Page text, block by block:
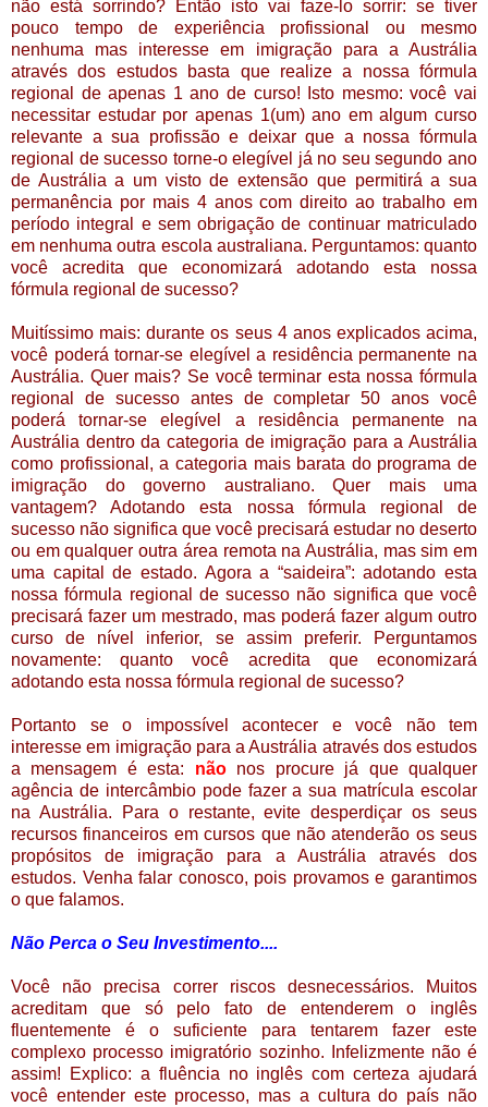
não está sorrindo? Então isto vai faze-lo sorrir: se tiver
pouco tempo de experiência profissional ou mesmo
nenhuma mas interesse em imigração para a Austrália
através dos estudos basta que realize a nossa fórmula
regional de apenas 1 ano de curso! Isto mesmo: você vai
necessitar estudar por apenas 1(um) ano em algum curso
relevante a sua profissão e deixar que a nossa fórmula
regional de sucesso torne-o elegível já no seu segundo ano
de Austrália a um visto de extensão que permitirá a sua
permanência por mais 4 anos com direito ao trabalho em
período integral e sem obrigação de continuar matriculado
em nenhuma outra escola australiana. Perguntamos: quanto
você acredita que economizará adotando esta nossa
fórmula regional de sucesso?
Muitíssimo mais: durante os seus 4 anos explicados acima,
você poderá tornar-se elegível a residência permanente na
Austrália. Quer mais? Se você terminar esta nossa fórmula
regional de sucesso antes de completar 50 anos você
poderá tornar-se elegível a residência permanente na
Austrália dentro da categoria de imigração para a Austrália
como profissional, a categoria mais barata do programa de
imigração do governo australiano. Quer mais uma
vantagem? Adotando esta nossa fórmula regional de
sucesso não significa que você precisará estudar no deserto
ou em qualquer outra área remota na Austrália, mas sim em
uma capital de estado. Agora a “saideira”: adotando esta
nossa fórmula regional de sucesso não significa que você
precisará fazer um mestrado, mas poderá fazer algum outro
curso de nível inferior, se assim preferir. Perguntamos
novamente: quanto você acredita que economizará
adotando esta nossa fórmula regional de sucesso?
Portanto se o impossível acontecer e você não tem
interesse em imigração para a Austrália através dos estudos
a mensagem é esta: nãonos procure já que qualquer
agência de intercâmbio pode fazer a sua matrícula escolar
na Austrália. Para o restante, evite desperdiçar os seus
recursos financeiros em cursos que não atenderão os seus
propósitos de imigração para a Austrália através dos
estudos. Venha falar conosco, pois provamos e garantimos
o que falamos.
Não Perca o Seu Investimento....
Você não precisa correr riscos desnecessários. Muitos
acreditam que só pelo fato de entenderem o inglês
fluentemente é o suficiente para tentarem fazer este
complexo processo imigratório sozinho. Infelizmente não é
assim! Explico: a fluência no inglês com certeza ajudará
você entender este processo, mas a cultura do país não